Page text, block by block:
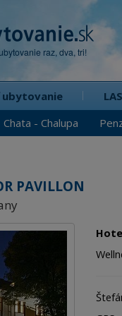
raz, dva, tri!
Chata - Chalupa
ubytovanie
PAVILLON